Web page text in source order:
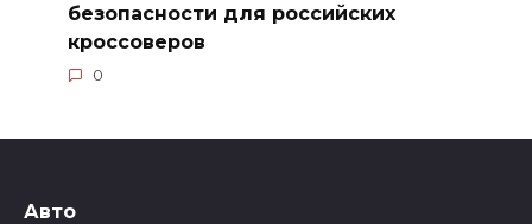
безопасности для российских
кроссоверов
0
Авто